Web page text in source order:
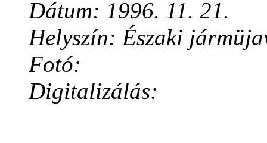
Dátum: 1996. 11. 21.
Helyszín: Északi
Fotó:
Digitalizálás: